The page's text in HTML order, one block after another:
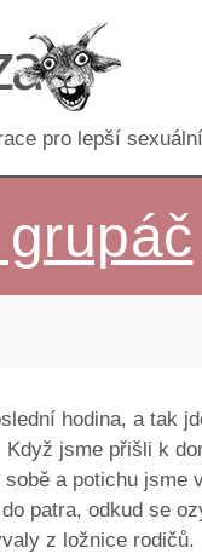
pro lepší
hodina, a tak
jsme přišli k
a potichu jsme
patra, odkud se
z ložnice rodičů.